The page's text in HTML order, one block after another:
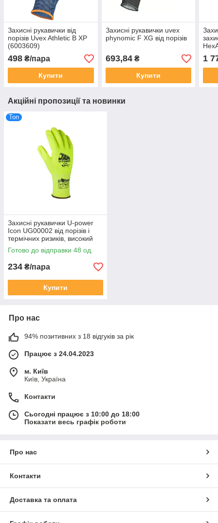
Захисні рукавички від
порізів Uvex Athletic B XP
(6003609)
498 ₴/пара
Купити
Захисні рукавички uvex
phynomic F XG від порізів
693,84₴
Купити
X®
1
Акційні пропозиції та новинки
Топ
Захисні рукавички U-power
Icon UG00002 від порізів і
термічних ризиків, високий
рівень тактильної чутливості
Готово до відправки 48 од.
234 ₴/пара
Купити
Про нас
94% позитивних з 18 відгуків за рік
Працює з 24.04.2023
м. Київ
Київ, Україна
Контакти
Сьогодні працює з 10:00 до 18:00
Показати весь графік роботи
Про нас
Контакти
Доставка та оплата